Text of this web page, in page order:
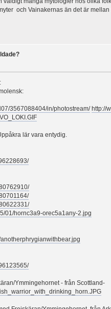
och Vainakernas än det är
3567088404/in/photostream/ http://
lär vara entydig.
01/hornc3a9-orec5a1any-2.jpg
Ymmingehornet - från Scottland-